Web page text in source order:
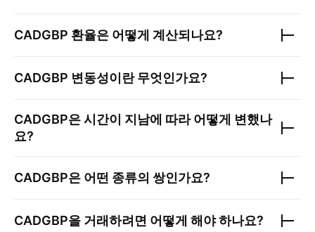
CADGBP 환율은 어떻게 계산되나요?
CADGBP 변동성이란 무엇인가요?
CADGBP은 시간이 지남에 따라 어떻게 변했나
요?
CADGBP은 어떤 종류의 쌍인가요?
CADGBP을 거래하려면 어떻게 해야 하나요?